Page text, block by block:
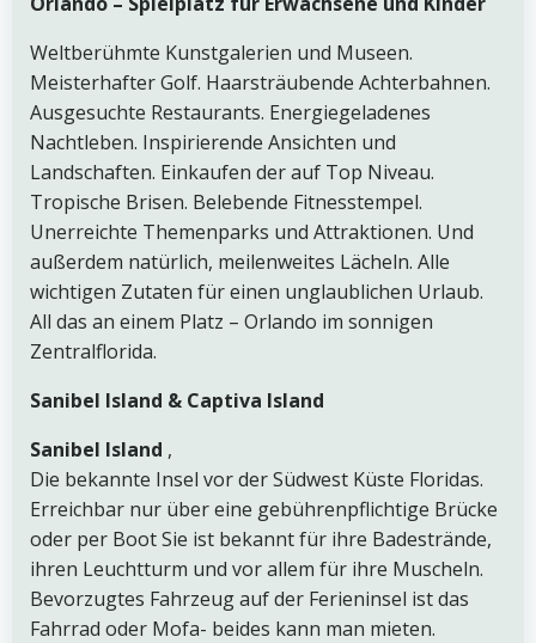
Weltberühmte Kunstgalerien und Museen.
Meisterhafter Golf. Haarsträubende Achterbahnen.
Ausgesuchte Restaurants. Energiegeladenes
Nachtleben. Inspirierende Ansichten und
Landschaften. Einkaufen der auf Top Niveau.
Tropische Brisen. Belebende Fitnesstempel.
Unerreichte Themenparks und Attraktionen. Und
außerdem natürlich, meilenweites Lächeln. Alle
wichtigen Zutaten für einen unglaublichen Urlaub.
All das an einem Platz – Orlando im sonnigen
Zentralflorida.
Sanibel Island & Captiva Island
Sanibel Island ,
Die bekannte Insel vor der Südwest Küste Floridas.
Erreichbar nur über eine gebührenpflichtige Brücke
oder per Boot Sie ist bekannt für ihre Badestrände,
ihren Leuchtturm und vor allem für ihre Muscheln.
Bevorzugtes Fahrzeug auf der Ferieninsel ist das
Fahrrad oder Mofa- beides kann man mieten.